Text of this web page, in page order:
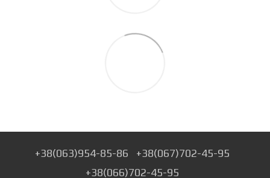
+38(063)954-85-86
+38(067)702-45-95
+38(066)702-45-95